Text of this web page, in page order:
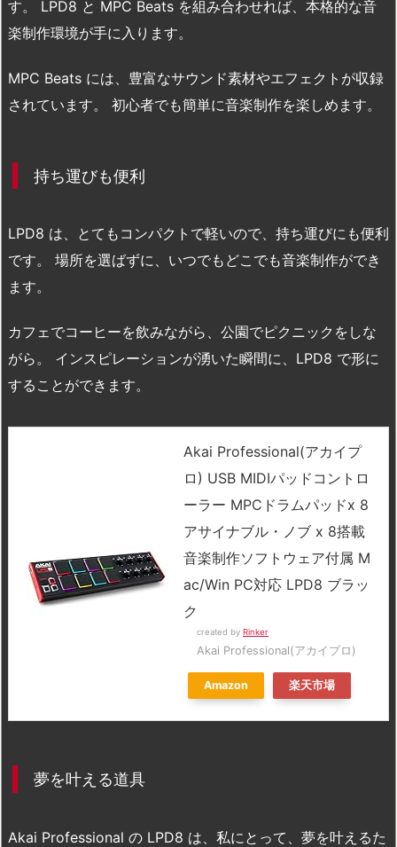
す。 LPD8 と MPC Beats を組み合わせれば、本格的な音
楽制作環境が手に入ります。
MPC Beats には、豊富なサウンド素材やエフェクトが収録
されています。 初心者でも簡単に音楽制作を楽しめます。
持ち運びも便利
LPD8 は、とてもコンパクトで軽いので、持ち運びにも便利
です。 場所を選ばずに、いつでもどこでも音楽制作ができ
ます。
カフェでコーヒーを飲みながら、公園でピクニックをしな
がら。 インスピレーションが湧いた瞬間に、LPD8 で形に
することができます。
Akai Professional(アカイプ
ロ) USB MIDIパッドコントロ
ーラー MPCドラムパッドx 8
アサイナブル・ノブ x 8搭載
音楽制作ソフトウェア付属 M
ac/Win PC対応 LPD8 ブラッ
ク
created by Rinker
Akai Professional(アカイプロ)
Amazon 楽天市場
夢を叶える道具
Akai Professional の LPD8 は、私にとって、夢を叶えるた